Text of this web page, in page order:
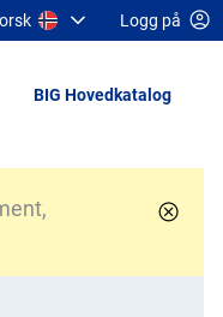
Logg på
BIG Hovedkatalog